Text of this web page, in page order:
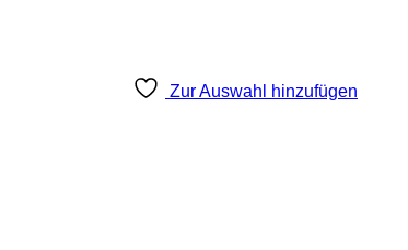
Zur Auswahl hinzufügen